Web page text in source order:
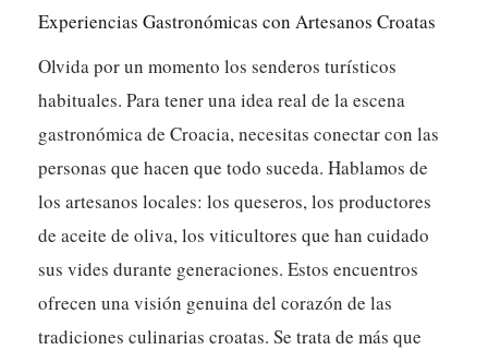
Experiencias Gastronómicas con Artesanos Croatas
Olvida por un momento los senderos turísticos
habituales. Para tener una idea real de la escena
gastronómica de Croacia, necesitas conectar con las
personas que hacen que todo suceda. Hablamos de
los artesanos locales: los queseros, los productores
de aceite de oliva, los viticultores que han cuidado
sus vides durante generaciones.Estos encuentros
ofrecen una visión genuina del corazón de las
tradiciones culinarias croatas. Se trata de más que